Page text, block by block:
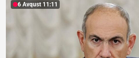
6 Avqust 11:11